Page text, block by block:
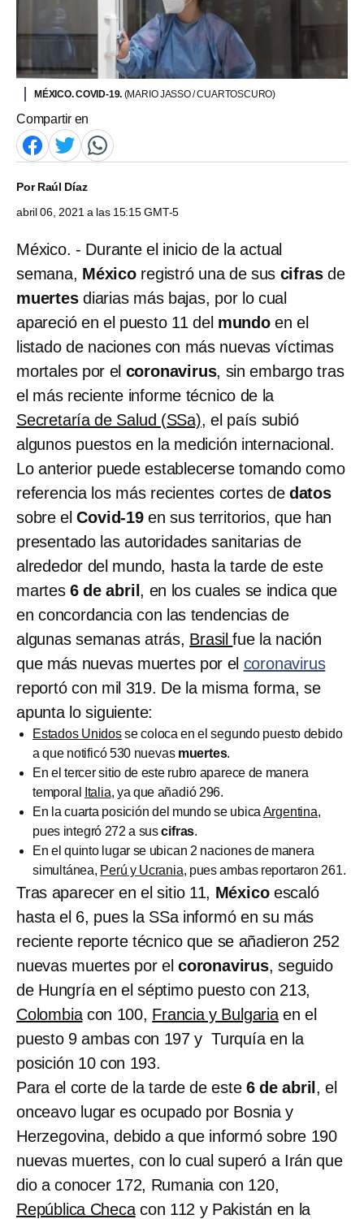
MÉXICO. COVID-19. (MARIO JASSO / CUARTOSCURO)
Compartir en
PorRaúl Díaz
abril 06, 2021 a las 15:15 GMT-5
México. - Durante el inicio de la actual
semana, Méxicoregistró una de sus cifrasde
muertesdiarias más bajas, por lo cual
apareció en el puesto 11 del mundoen el
listado de naciones con más nuevas víctimas
mortales por el coronavirus, sin embargo tras
el más reciente informe técnico de la
Secretaría de Salud (SSa), el país subió
algunos puestos en la medición internacional.
Lo anterior puede establecerse tomando como
referencia los más recientes cortes de datos
sobre elCovid-19en sus territorios, que han
presentado las autoridades sanitarias de
alrededor del mundo, hasta la tarde de este
martes6 de abril , en los cuales se indica que
en concordancia con las tendencias de
algunas semanas atrás, Brasilfue la nación
que más nuevas muertes por el coronavirus
reportó con mil 319. De la misma forma, se
apunta lo siguiente:
Estados Unidosse coloca en el segundo puesto debido
a que notificó 530 nuevas muertes.
En el tercer sitio de este rubro aparece de manera
temporal
Italia, ya que añadió 296.
En la cuarta posición del mundo se ubica Argentina,
pues integró 272 a suscifras.
En el quinto lugar se ubican 2 naciones de manera
simultánea, Perú y Ucrania, pues ambas reportaron 261.
Tras aparecer en el sitio 11, México escaló
hasta el 6, pues la SSa informó en su más
reciente reporte técnico que se añadieron 252
nuevas muertes por elcoronavirus, seguido
de Hungría en el séptimo puesto con 213,
Colombiacon 100, Francia y Bulgariaen el
puesto 9 ambas con 197 y Turquía en la
posición 10 con 193.
Para el corte de la tarde de este 6 de abril , el
onceavo lugar es ocupado por Bosnia y
Herzegovina, debido a que informó sobre 190
nuevas muertes, con lo cual superó a Irán que
dio a conocer 172, Rumania con 120,
República Checacon 112 y Pakistán en la